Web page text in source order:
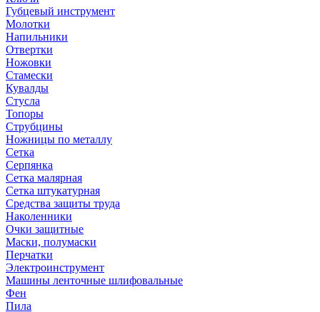
Губцевый инструмент
Молотки
Напильники
Отвертки
Ножовки
Стамески
Кувалды
Стусла
Топоры
Струбцины
Ножницы по металлу
Сетка
Серпянка
Сетка малярная
Сетка штукатурная
Средства защиты труда
Наколенники
Очки защитные
Маски, полумаски
Перчатки
Электроинструмент
Машины ленточные шлифовальные
Фен
Пила